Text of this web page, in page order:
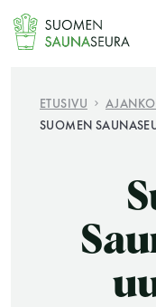
Siirry
sisältöön
KATSO TARKEMMAT
ETUSIVU
SUOMEN